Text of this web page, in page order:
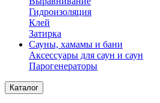
Гидроизоляция
Клей
Затирка
Сауны, хамамы и бани
Аксессуары для саун и саун
Парогенераторы
Каталог